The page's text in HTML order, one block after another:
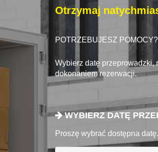
Otrzymaj
POTRZEBUJESZ POMOCY?
Wybierz datę przeprowadzki,
dokonaniem rezerwacji.
WYBIERZ DATĘ
Proszę wybrać dostępna